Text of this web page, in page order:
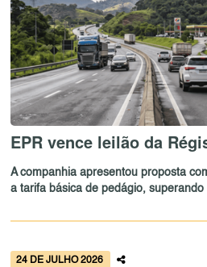
EPR vence leilão da
A companhia apresentou proposta
a tarifa básica de pedágio, superando
24 DE JULHO 2026